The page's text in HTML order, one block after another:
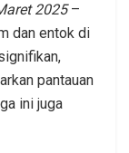
2025–
dan entok di
pantauan
ini juga